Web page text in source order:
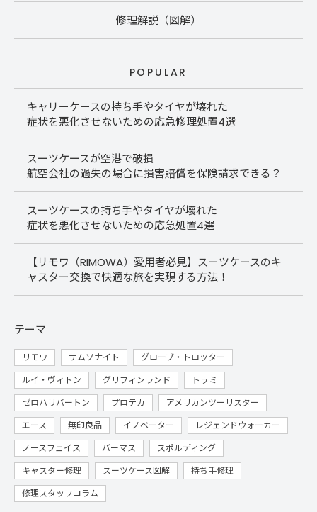
修理解説（図解）
POPULAR
キャリーケースの持ち手やタイヤが壊れた
症状を悪化させないための応急修理処置4選
スーツケースが空港で破損
航空会社の過失の場合に損害賠償を保険請求できる？
スーツケースの持ち手やタイヤが壊れた
症状を悪化させないための応急処置4選
【リモワ（RIMOWA）愛用者必見】スーツケースのキ
ャスター交換で快適な旅を実現する方法！
テーマ
リモワ サムソナイト
グローブ・トロッター
ルイ・ヴィトン
グリフィンランド
トゥミ
ゼロハリバートン
プロテカ
アメリカンツーリスター
エース
無印良品 イノベーター
レジェンドウォーカー
ノースフェイス
バーマス
スポルディング
キャスター修理
スーツケース図解
持ち手修理
修理スタッフコラム